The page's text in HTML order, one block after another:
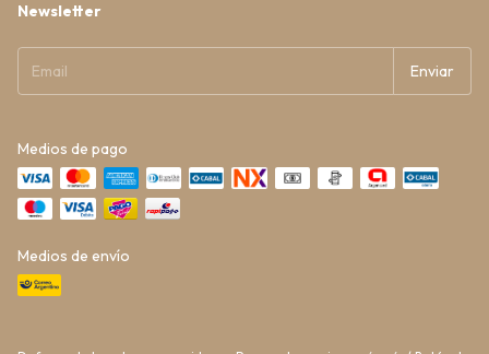
Newsletter
Medios de pago
Medios de envío